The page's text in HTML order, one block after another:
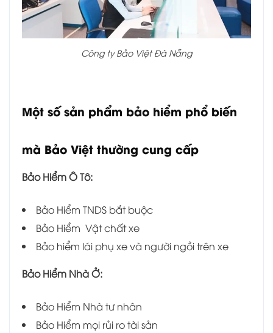
Công ty Bảo Việt Đà Nẵng
Một số sản phẩm bảo hiểm phổ biến
mà Bảo Việt thường cung cấp
Bảo Hiểm Ô Tô:
Bảo Hiểm TNDS bắt buộc
Bảo Hiểm Vật chất xe
Bảo hiểm lái phụ xe và người ngồi trên xe
Bảo Hiểm Nhà Ở:
Bảo Hiểm Nhà tư nhân
Bảo Hiểm mọi rủi ro tài sản